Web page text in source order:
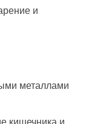
и
металлами